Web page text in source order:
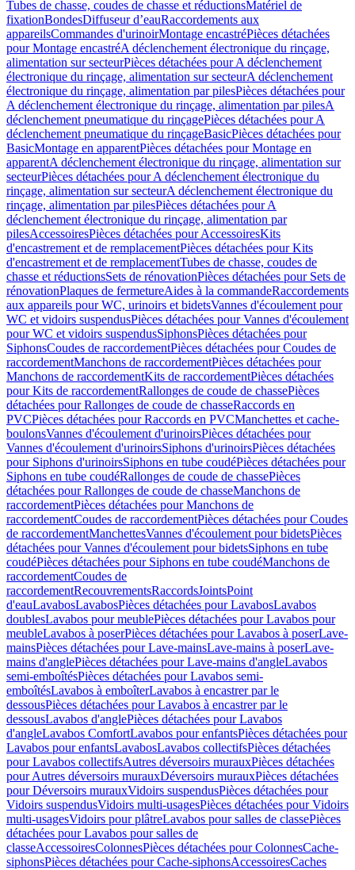
Tubes de chasse, coudes de chasse et réductionsMatériel de
fixationBondesDiffuseur d’eauRaccordements aux
appareilsCommandes d'urinoirMontage encastréPièces détachées
pour Montage encastréA déclenchement électronique du rinçage,
alimentation sur secteurPièces détachées pour A déclenchement
électronique du rinçage, alimentation sur secteurA déclenchement
électronique du rinçage, alimentation par pilesPièces détachées pour
A déclenchement électronique du rinçage, alimentation par pilesA
déclenchement pneumatique du rinçagePièces détachées pour A
déclenchement pneumatique du rinçageBasicPièces détachées pour
BasicMontage en apparentPièces détachées pour Montage en
apparentA déclenchement électronique du rinçage, alimentation sur
secteurPièces détachées pour A déclenchement électronique du
rinçage, alimentation sur secteurA déclenchement électronique du
rinçage, alimentation par pilesPièces détachées pour A
déclenchement électronique du rinçage, alimentation par
pilesAccessoiresPièces détachées pour AccessoiresKits
d'encastrement et de remplacementPièces détachées pour Kits
d'encastrement et de remplacementTubes de chasse, coudes de
chasse et réductionsSets de rénovationPièces détachées pour Sets de
rénovationPlaques de fermetureAides à la commandeRaccordements
aux appareils pour WC, urinoirs et bidetsVannes d'écoulement pour
WC et vidoirs suspendusPièces détachées pour Vannes d'écoulement
pour WC et vidoirs suspendusSiphonsPièces détachées pour
SiphonsCoudes de raccordementPièces détachées pour Coudes de
raccordementManchons de raccordementPièces détachées pour
Manchons de raccordementKits de raccordementPièces détachées
pour Kits de raccordementRallonges de coude de chassePièces
détachées pour Rallonges de coude de chasseRaccords en
PVCPièces détachées pour Raccords en PVCManchettes et cache-
boulonsVannes d'écoulement d'urinoirsPièces détachées pour
Vannes d'écoulement d'urinoirsSiphons d'urinoirsPièces détachées
pour Siphons d'urinoirsSiphons en tube coudéPièces détachées pour
Siphons en tube coudéRallonges de coude de chassePièces
détachées pour Rallonges de coude de chasseManchons de
raccordementPièces détachées pour Manchons de
raccordementCoudes de raccordementPièces détachées pour Coudes
de raccordementManchettesVannes d'écoulement pour bidetsPièces
détachées pour Vannes d'écoulement pour bidetsSiphons en tube
coudéPièces détachées pour Siphons en tube coudéManchons de
raccordementCoudes de
raccordementRecouvrementsRaccordsJointsPoint
d'eauLavabosLavabosPièces détachées pour LavabosLavabos
doublesLavabos pour meublePièces détachées pour Lavabos pour
meubleLavabos à poserPièces détachées pour Lavabos à poserLave-
mainsPièces détachées pour Lave-mainsLave-mains à poserLave-
mains d'anglePièces détachées pour Lave-mains d'angleLavabos
semi-emboîtésPièces détachées pour Lavabos semi-
emboîtésLavabos à emboîterLavabos à encastrer par le
dessousPièces détachées pour Lavabos à encastrer par le
dessousLavabos d'anglePièces détachées pour Lavabos
d'angleLavabos ComfortLavabos pour enfantsPièces détachées pour
Lavabos pour enfantsLavabosLavabos collectifsPièces détachées
pour Lavabos collectifsAutres déversoirs murauxPièces détachées
pour Autres déversoirs murauxDéversoirs murauxPièces détachées
pour Déversoirs murauxVidoirs suspendusPièces détachées pour
Vidoirs suspendusVidoirs multi-usagesPièces détachées pour Vidoirs
multi-usagesVidoirs pour plâtreLavabos pour salles de classePièces
détachées pour Lavabos pour salles de
classeAccessoiresColonnesPièces détachées pour ColonnesCache-
siphonsPièces détachées pour Cache-siphonsAccessoiresCaches